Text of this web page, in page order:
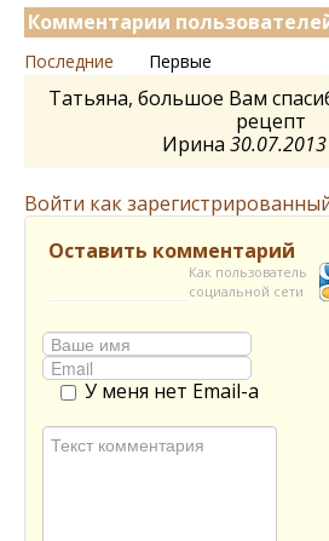
Комментарии
Последние Первые
Татьяна, большое Вам
рецепт
Ирина
Войти как
Оставить комментарий
Как пользователь
социальной сети
У меня нет Email-а